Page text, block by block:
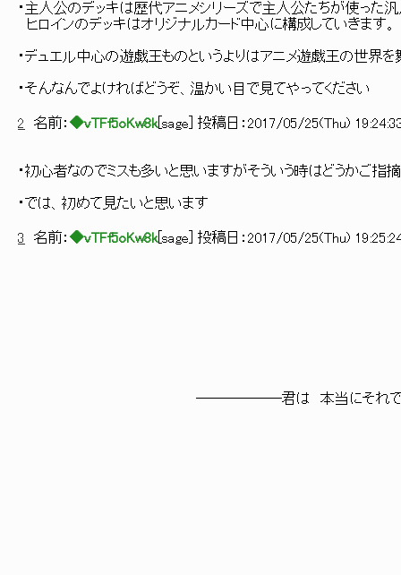
・主人公のデッキは歴代アニメシリーズで主人公たちが使った
ヒロインのデッキはオリジナルカード中心に構成していきます。
・デュエル中心の遊戯王ものというよりはアニメ遊戯王の世界
・そんなんでよければどうぞ、温かい目で見てやってください
2 名前： ◆vTFf5oKw8k[ sage ] 投稿日： 2017/05/25(Thu)
・初心者なのでミスも多いと思いますがそういう時はどうかご指摘
・では、初めて見たいと思います
3 名前： ◆vTFf5oKw8k[ sage ] 投稿日： 2017/05/25(Thu)
――――――君は 本当にそれでよかっ